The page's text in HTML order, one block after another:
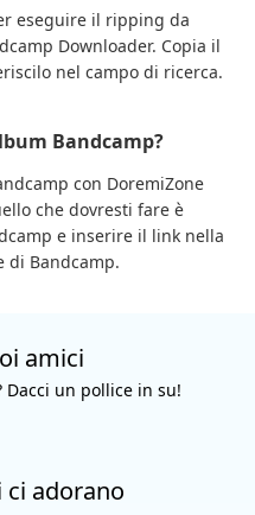
eseguire il ripping da
Downloader. Copia il
nel campo di ricerca.
Bandcamp?
con DoremiZone
che dovresti fare è
e inserire il link nella
di Bandcamp.
amici
Dacci un pollice in su!
adorano